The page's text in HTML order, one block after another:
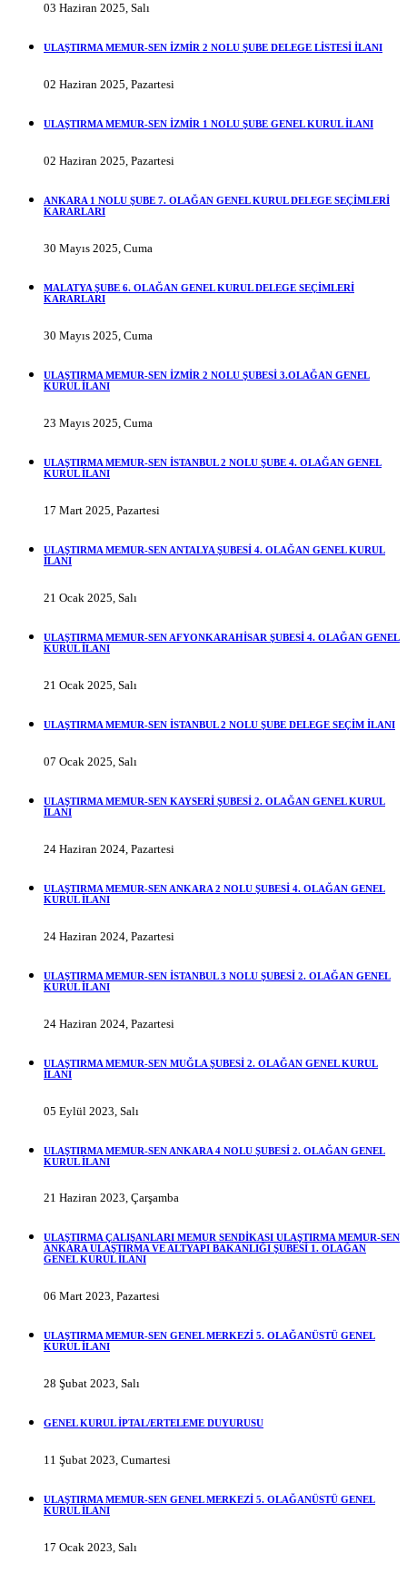
03 Haziran 2025, Salı
ULAŞTIRMA MEMUR-SEN İZMİR 2 NOLU ŞUBE DELEGE LİSTESİ İLANI
02 Haziran 2025, Pazartesi
ULAŞTIRMA MEMUR-SEN İZMİR 1 NOLU ŞUBE GENEL KURUL İLANI
02 Haziran 2025, Pazartesi
ANKARA 1 NOLU ŞUBE 7. OLAĞAN GENEL KURUL DELEGE SEÇİMLERİ
KARARLARI
30 Mayıs 2025, Cuma
MALATYA ŞUBE 6. OLAĞAN GENEL KURUL DELEGE SEÇİMLERİ
KARARLARI
30 Mayıs 2025, Cuma
ULAŞTIRMA MEMUR-SEN İZMİR 2 NOLU ŞUBESİ 3.OLAĞAN GENEL
KURUL İLANI
23 Mayıs 2025, Cuma
ULAŞTIRMA MEMUR-SEN İSTANBUL 2 NOLU ŞUBE 4. OLAĞAN GENEL
KURUL İLANI
17 Mart 2025, Pazartesi
ULAŞTIRMA MEMUR-SEN ANTALYA ŞUBESİ 4. OLAĞAN GENEL KURUL
İLANI
21 Ocak 2025, Salı
ULAŞTIRMA MEMUR-SEN AFYONKARAHİSAR ŞUBESİ 4. OLAĞAN GENEL
KURUL İLANI
21 Ocak 2025, Salı
ULAŞTIRMA MEMUR-SEN İSTANBUL 2 NOLU ŞUBE DELEGE SEÇİM İLANI
07 Ocak 2025, Salı
ULAŞTIRMA MEMUR-SEN KAYSERİ ŞUBESİ 2. OLAĞAN GENEL KURUL
İLANI
24 Haziran 2024, Pazartesi
ULAŞTIRMA MEMUR-SEN ANKARA 2 NOLU ŞUBESİ 4. OLAĞAN GENEL
KURUL İLANI
24 Haziran 2024, Pazartesi
ULAŞTIRMA MEMUR-SEN İSTANBUL 3 NOLU ŞUBESİ 2. OLAĞAN GENEL
KURUL İLANI
24 Haziran 2024, Pazartesi
ULAŞTIRMA MEMUR-SEN MUĞLA ŞUBESİ 2. OLAĞAN GENEL KURUL
İLANI
05 Eylül 2023, Salı
ULAŞTIRMA MEMUR-SEN ANKARA 4 NOLU ŞUBESİ 2. OLAĞAN GENEL
KURUL İLANI
21 Haziran 2023, Çarşamba
ULAŞTIRMA ÇALIŞANLARI MEMUR SENDİKASI ULAŞTIRMA MEMUR-SEN
ANKARA ULAŞTIRMA VE ALTYAPI BAKANLIĞI ŞUBESİ 1. OLAĞAN
GENEL KURUL İLANI
06 Mart 2023, Pazartesi
ULAŞTIRMA MEMUR-SEN GENEL MERKEZİ 5. OLAĞANÜSTÜ GENEL
KURUL İLANI
28 Şubat 2023, Salı
GENEL KURUL İPTAL/ERTELEME DUYURUSU
11 Şubat 2023, Cumartesi
ULAŞTIRMA MEMUR-SEN GENEL MERKEZİ 5. OLAĞANÜSTÜ GENEL
KURUL İLANI
17 Ocak 2023, Salı